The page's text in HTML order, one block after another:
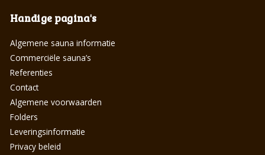
Handige pagina's
Algemene sauna informatie
Commerciële sauna’s
Referenties
Contact
Algemene voorwaarden
Folders
Leveringsinformatie
Privacy beleid